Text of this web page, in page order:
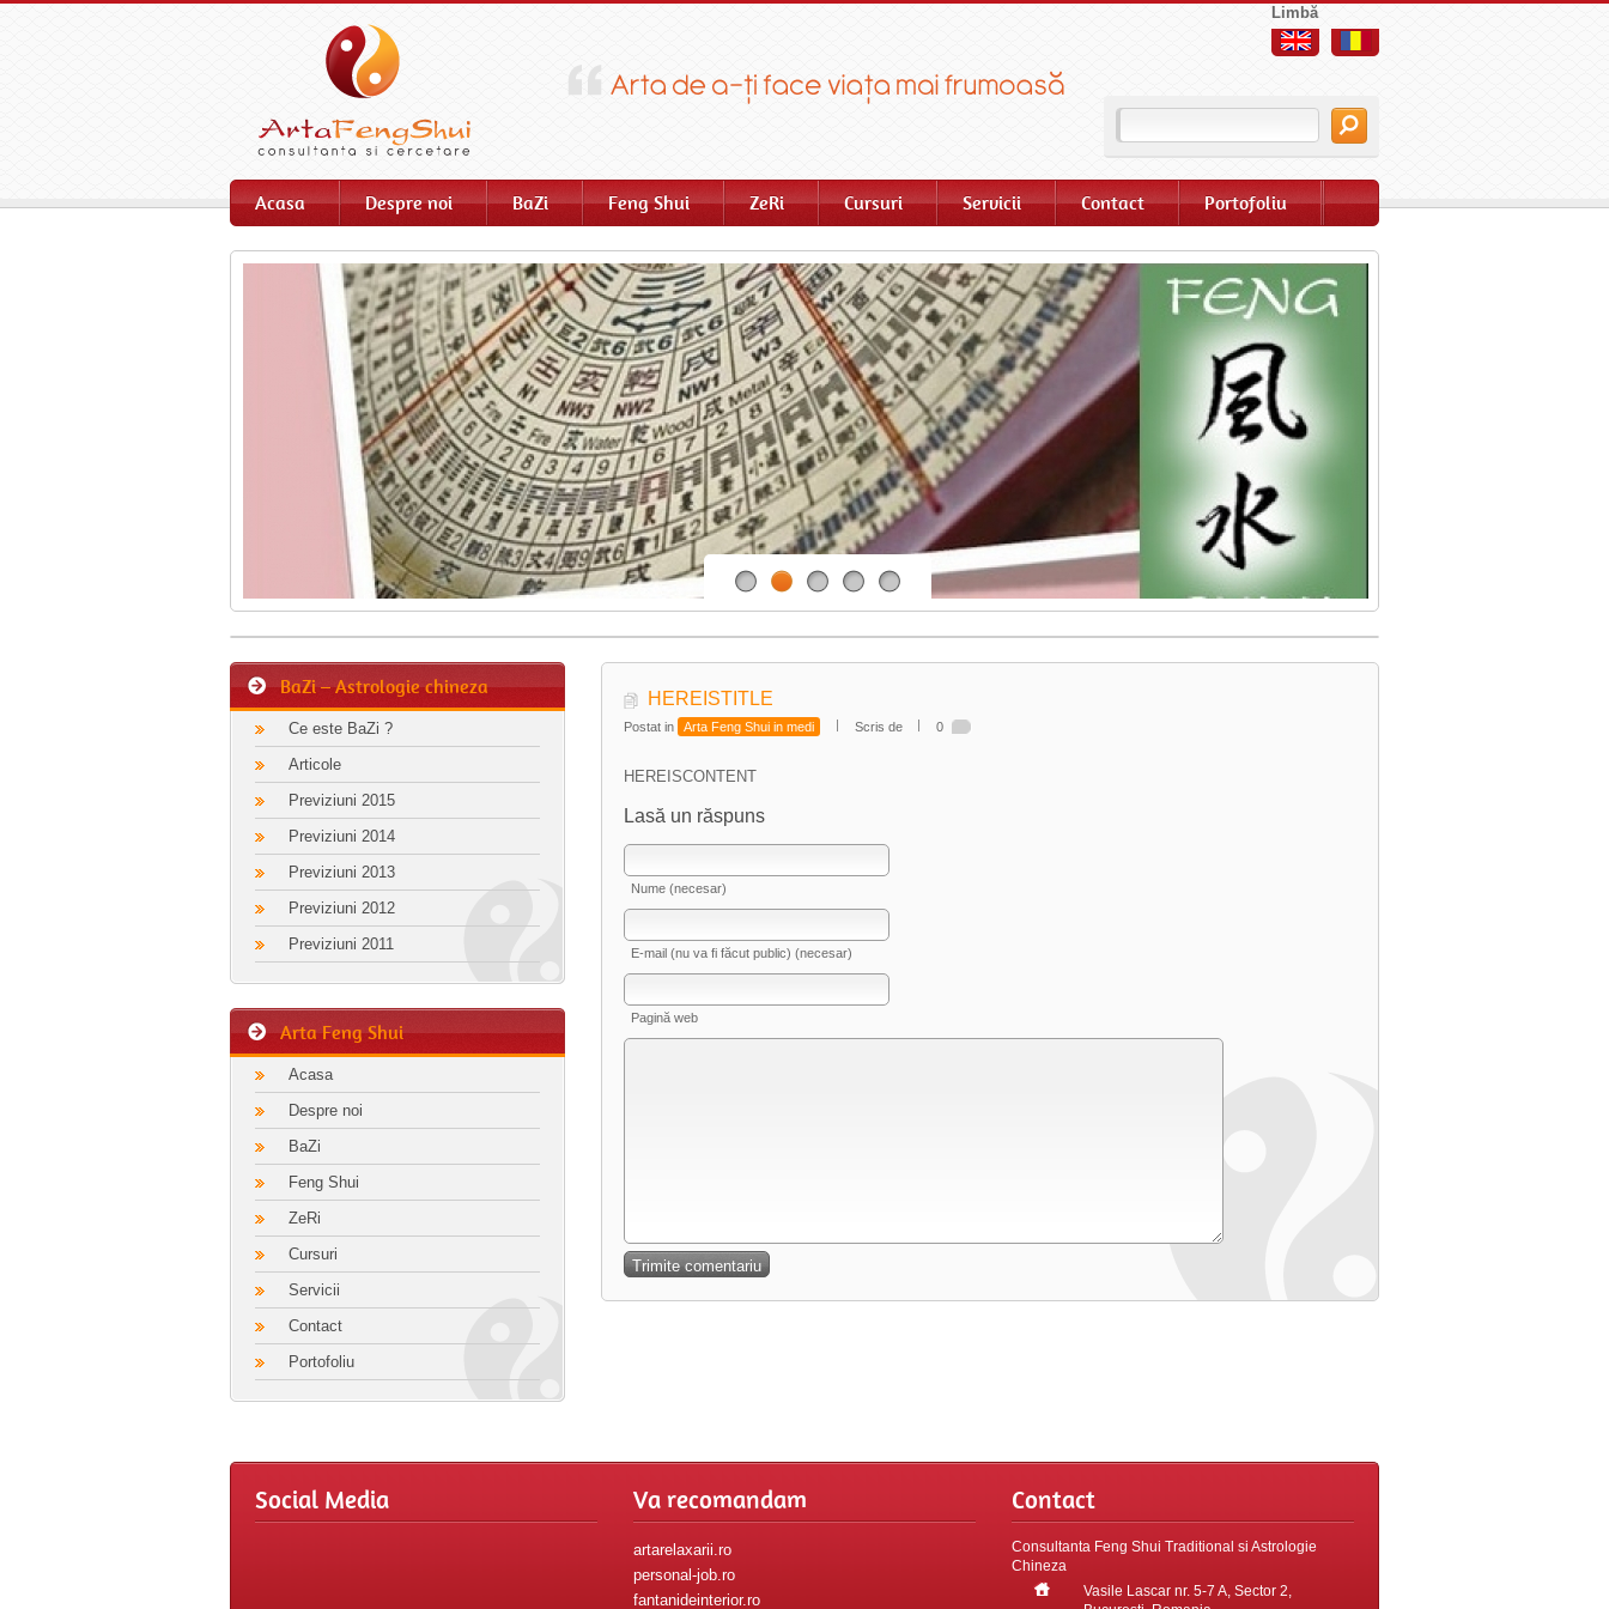
Limbă
Acasa Despre noi BaZi Feng Shui ZeRi Cursuri Servicii Contact Portofoliu
HEREISTITLE
Postat in Arta Feng Shui in medi Scris de 0
HEREISCONTENT
Lasă un răspuns
Nume (necesar)
E-mail (nu va fi făcut public) (necesar)
Pagină web
BaZi – Astrologie chineza
Ce este BaZi ?
Articole
Previziuni 2015
Previziuni 2014
Previziuni 2013
Previziuni 2012
Previziuni 2011
Arta Feng Shui
Acasa
Despre noi
BaZi
Feng Shui
ZeRi
Cursuri
Servicii
Contact
Portofoliu
Social Media Va recomandam
artarelaxarii.ro
personal-job.ro
fantanideinterior.ro
Contact
Consultanta Feng Shui Traditional si Astrologie
Chineza
Vasile Lascar nr. 5-7 A, Sector 2,